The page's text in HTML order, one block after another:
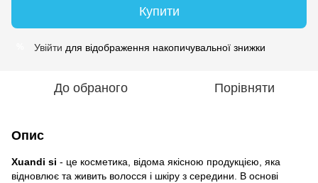
Купити
Увійти для відображення накопичувальної знижки
До обраного Порівняти
Опис
Xuandi si - це косметика, відома якісною продукцією, яка
відновлює та живить волосся і шкіру з середини. В основі